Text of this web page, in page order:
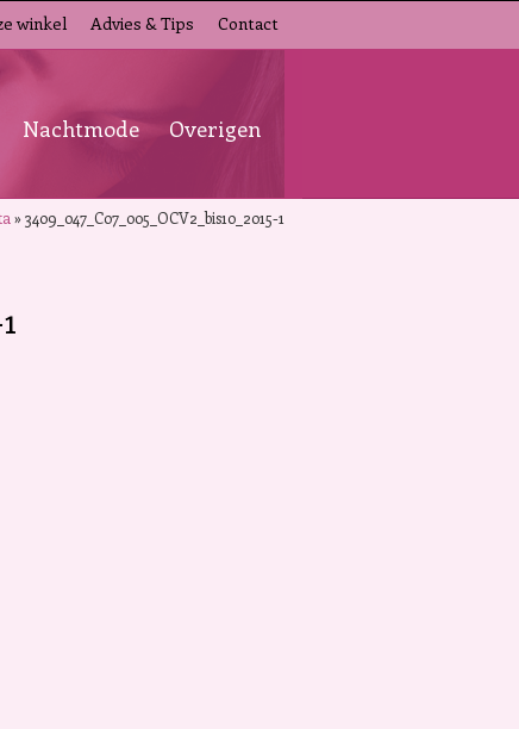
winkel Advies & Tips Contact
Nachtmode Overigen
»3409_047_C07_005_OCV2_bis10_2015-1